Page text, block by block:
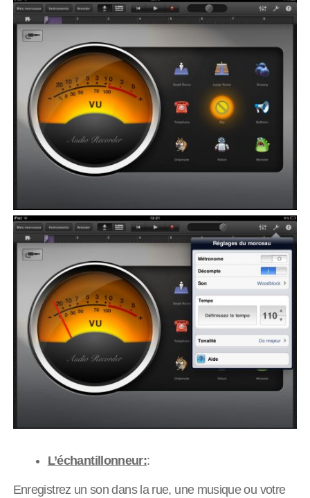
L’échantillonneur::
Enregistrez un son dans la rue, une musique ou votre